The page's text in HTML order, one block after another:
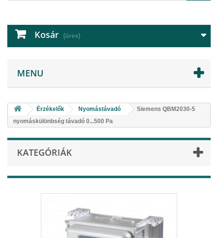
Kosár (üres)
MENU
Érzékelők Nyomástávadó
Siemens QBM2030-5
nyomáskülönbség távadó 0...500 Pa
KATEGÓRIÁK